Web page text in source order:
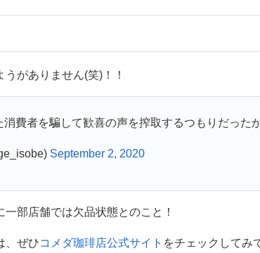
がありません(笑)！！
費者を騙して歓喜の声を搾取するつもりだった
September 2, 2020
一部店舗では欠品状態とのこと！
、ぜひコメダ珈琲店公式サイト をチェックしてみ